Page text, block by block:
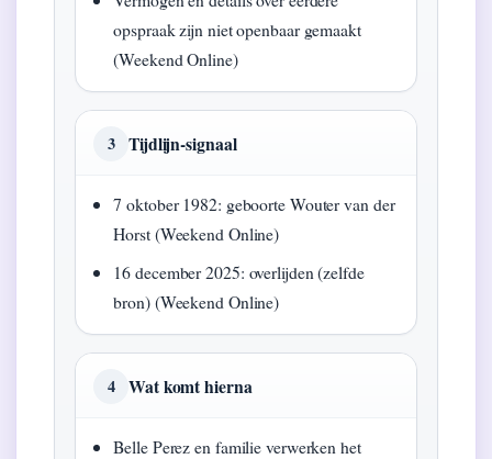
opspraak zijn niet openbaar gemaakt
(Weekend Online)
3 Tijdlijn-signaal
7 oktober 1982: geboorte Wouter van der
Horst (Weekend Online)
16 december 2025: overlijden (zelfde
bron) (Weekend Online)
4 Wat komt hierna
Belle Perez en familie verwerken het